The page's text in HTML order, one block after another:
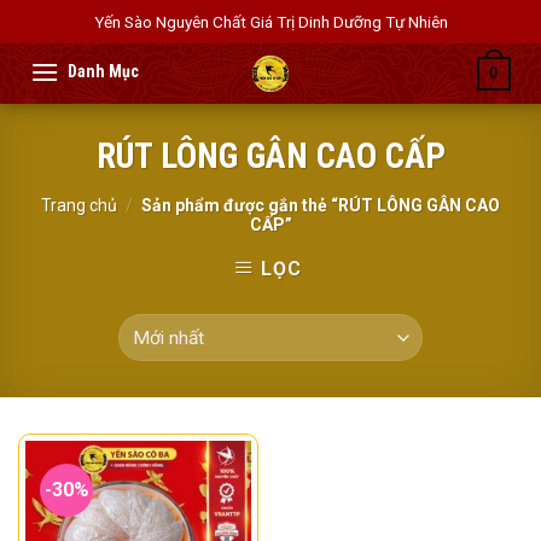
to
content
Yến Sào Nguyên Chất Giá Trị Dinh Dưỡng Tự Nhiên
0
RÚT LÔNG GÂN CAO CẤP
Trang chủ / Sản phẩm được gắn thẻ “RÚT LÔNG GÂN CAO
CẤP”
LỌC
-30%